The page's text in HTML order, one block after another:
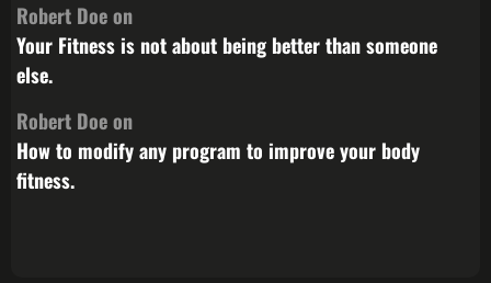
Robert Doeon
Your Fitness is not about being better than someone
else.
Robert Doeon
How to modify any program to improve your body
fitness.